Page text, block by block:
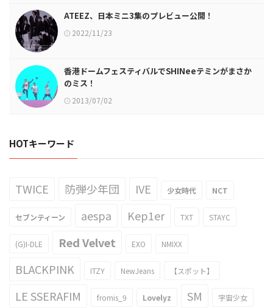
ATEEZ、日本ミニ3集のプレビュー公開！
2022/11/23
香港ドームフェスティバルでSHINeeテミンがまさか
のミス！
2013/07/02
HOTキーワード
TWICE 防弾少年団 IVE 少女時代 NCT
セブンティーン aespa Kep1er TXT STAYC
(G)I-DLE Red Velvet EXO NMIXX
BLACKPINK ITZY NewJeans 【スポット】
LE SSERAFIM fromis_9 Lovelyz SM 宇宙少女